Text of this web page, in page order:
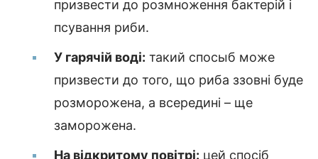
призвести до розмноження бактерій і
псування риби.
У гарячій воді: такий спосыб може
призвести до того, що риба ззовні буде
розморожена, а всередині – ще
заморожена.
На відкритому повітрі: цей спосіб